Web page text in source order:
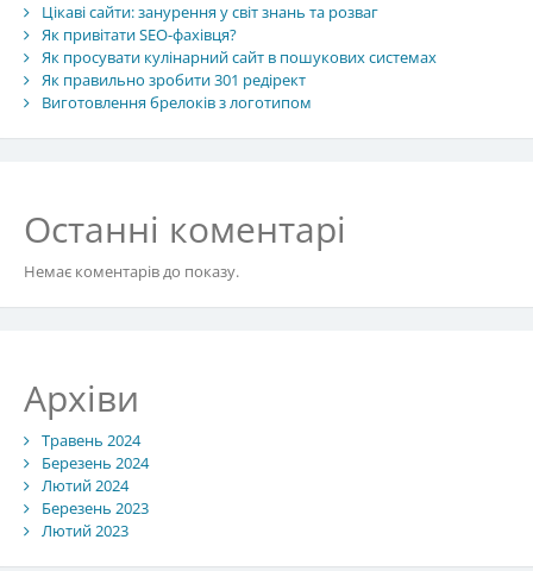
Цікаві сайти: занурення у світ знань та розваг
Як привітати SEO-фахівця?
Як просувати кулінарний сайт в пошукових системах
Як правильно зробити 301 редірект
Виготовлення брелоків з логотипом
Останні коментарі
Немає коментарів до показу.
Архіви
Травень 2024
Березень 2024
Лютий 2024
Березень 2023
Лютий 2023